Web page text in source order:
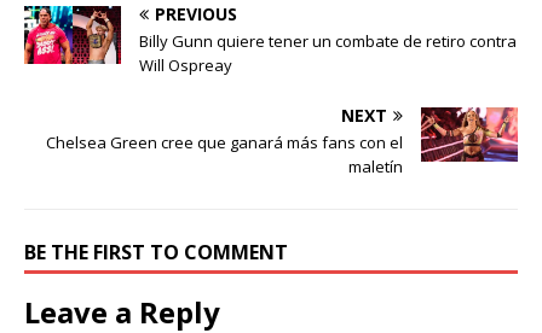
PREVIOUS
Billy Gunn quiere tener un combate de retiro contra
Will Ospreay
NEXT
Chelsea Green cree que ganará más fans con el
maletín
BE THE FIRST TO COMMENT
Leave a Reply